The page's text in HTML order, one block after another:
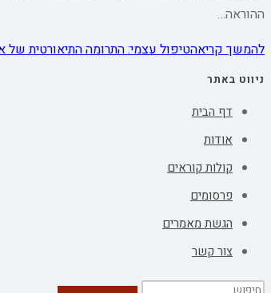
ההוראה…
להמשך קריאהטיפול עצמי: התרומה התיאורטית של
ניווט באתר
דף הבית
אודות
קולות קוראים
פרסומים
הגשת מאמרים
צור קשר